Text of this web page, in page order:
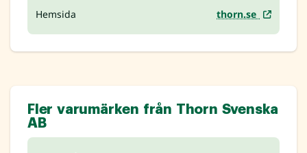
Hemsida thorn.se
Fler varumärken från Thorn Svenska
AB